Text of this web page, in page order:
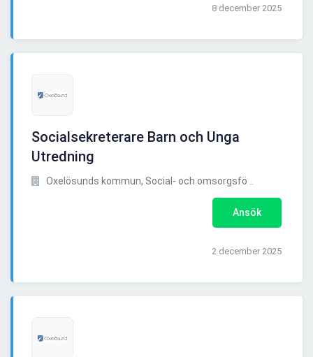
8 december 2025
Socialsekreterare Barn och Unga
Utredning
Oxelösunds kommun, Social- och omsorgsfö ..
Ansök
2 december 2025